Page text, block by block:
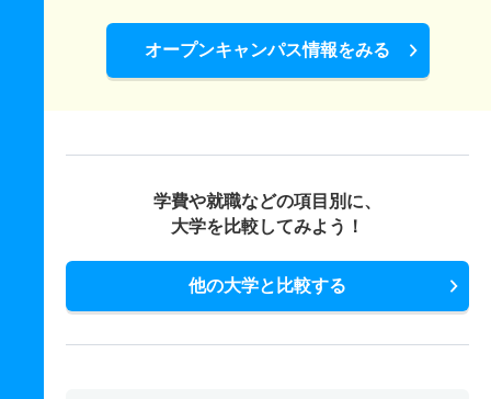
オープンキャンパス情報をみる
学費や就職などの項目別に、
大学を比較してみよう！
他の大学と比較する